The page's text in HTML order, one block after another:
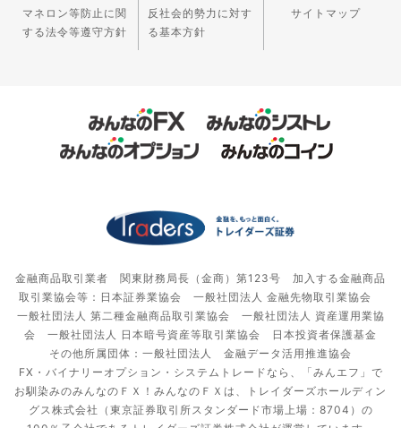
マネロン等防止に関
する法令等遵守方針
反社会的勢力に対す
る基本方針
サイトマップ
金融商品取引業者 関東財務局長（金商）第123号 加入する金融商品
取引業協会等：日本証券業協会 一般社団法人 金融先物取引業協会
一般社団法人 第二種金融商品取引業協会 一般社団法人 資産運用業協
会 一般社団法人 日本暗号資産等取引業協会 日本投資者保護基金
その他所属団体：一般社団法人 金融データ活用推進協会
FX・バイナリーオプション・システムトレードなら、「みんエフ」で
お馴染みのみんなのＦＸ！みんなのＦＸは、トレイダーズホールディン
グス株式会社（東京証券取引所スタンダード市場上場：8704）の